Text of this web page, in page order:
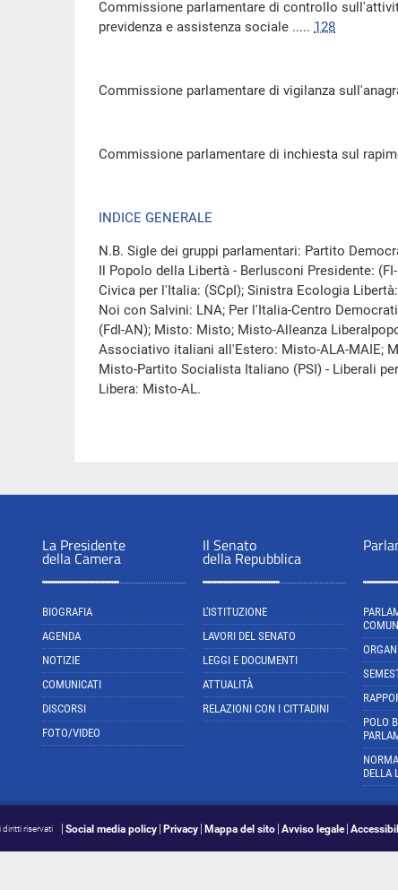
Commissione parlamentare di controllo
previdenza e assistenza sociale ..... 128
Commissione parlamentare di vigilanza
Commissione parlamentare di inchiesta sul
INDICE GENERALE
N.B. Sigle dei gruppi parlamentari: Partito
Il Popolo della Libertà - Berlusconi Presidente:
Civica per l'Italia: (SCpI); Sinistra Ecologia
Noi con Salvini: LNA; Per l'Italia-Centro
(FdI-AN); Misto: Misto; Misto-Alleanza
Associativo italiani all'Estero: Misto-ALA-MAIE;
Misto-Partito Socialista Italiano (PSI) - Liberali
Libera: Misto-AL.
La Presidente
della Camera
BIOGRAFIA
AGENDA
NOTIZIE
COMUNICATI
DISCORSI
FOTO/VIDEO
Il Senato
della Repubblica
L'ISTITUZIONE
LAVORI DEL SENATO
LEGGI E DOCUMENTI
ATTUALITÀ
RELAZIONI CON I CITTADINI
POLO
DELLA
riservati Social media policy Privacy Mappa del sito Avviso legale